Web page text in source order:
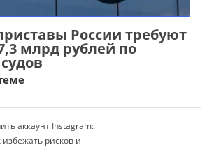
России требуют
млрд рублей по
аккаунт Instagram:
избежать рисков и